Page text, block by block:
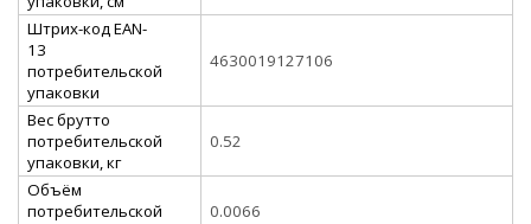
Штрих-код EAN-
13
потребительской
упаковки
4630019127106
Вес брутто
потребительской
упаковки, кг
0.52
Объём
потребительской
0.0066